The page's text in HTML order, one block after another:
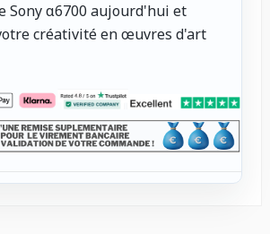
Sony α6700 aujourd'hui et
créativité en œuvres d'art